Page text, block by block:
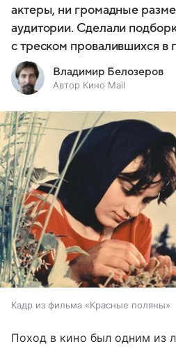
актеры, ни громадные
аудитории. Сделали
с треском провалившихся в
Владимир Белозеров
Автор Кино Mail
Кадр из фильма «Красные поляны»
Поход в кино был одним из